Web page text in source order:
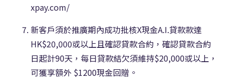
xpay.com/
新客戶須於推廣期內成功批核X現金A.I.貸款款達
HK$20,000或以上且確認貸款合約，確認貸款合約
日起計90天，每日貸款結欠須維持$20,000或以上，
可獲享額外 $1200現金回贈。